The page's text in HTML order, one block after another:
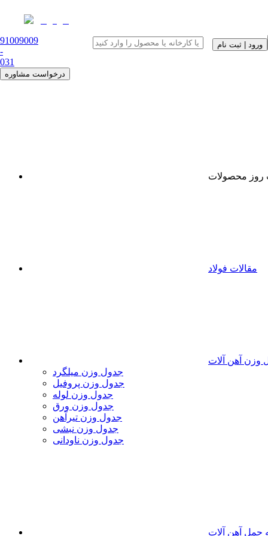
91009009
-
031
درخواست مشاوره
ورود | ثبت نام
روز محصولات
مقالات فولاد
وزن آهن آلات
جدول وزن میلگرد
جدول وزن پروفیل
جدول وزن لوله
جدول وزن ورق
جدول وزن تیرآهن
جدول وزن نبشی
جدول وزن ناودانی
حمل آهن آلات